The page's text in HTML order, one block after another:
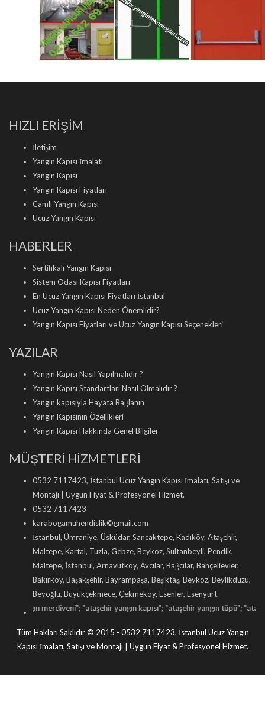
HIZLI ERİŞİM
İletişim
Yangın Kapısı İmalatı
Yangın Kapısı
Yangın Kapısı Fiyatları
Camlı Yangın Kapısı
Ucuz Yangın Kapısı
HABERLER
Sertifikalı Yangın Kapısı
Sistem Odası Kapısı Fiyatları
En Ucuz Yangın Kapısı Fiyatları İstanbul
Ucuz Yangın Kapısı Neden Önemlidir?
Yangın Kapısı Fiyatları ve Ucuz Yangın Kapısı Seçenekleri
YAZILAR
Yangın Kapısı Nasıl Yapılmalıdır ?
Yangın Kapısı Standartları Nasıl Olmalıdır ?
Yangın kapısıyla Hayata Bağlanın
Yangın Kapısının Özellikleri
Yangın Kapısı Hakkında Genel Bilgiler
MÜŞTERİ HİZMETLERİ
0532 7117423, İstanbul Ucuz Yangın Kapısı İmalatı, Satışı ve
Montajı | Uygun Fiyat & Profesyonel Hizmet.
0532 7117423
karabogamuhendislik©gmail.com
İstanbul, Ümraniye, Üsküdar, Sancaktepe, Kadıköy, Ataşehir,
Maltepe, Kartal, Tuzla, Gebze, Beykoz, Sultanbeyli, Pendik,
Maltepe, İstanbul, Arnavutköy, Avcılar, Bağcılar, Bahçelievler,
Bakırköy, Başakşehir, Bayrampaşa, Beşiktaş, Beykoz, Beylikdüzü,
Beyoğlu, Büyükçekmece, Çekmeköy, Esenler, Esenyurt.
merdiveni"; "ataşehir yangın kapısı"; " ataşehir yangın tüpü"; "ataşehir
Tüm Hakları Saklıdır © 2015 - 0532 7117423, İstanbul Ucuz Yangın
Kapısı İmalatı, Satışı ve Montajı | Uygun Fiyat & Profesyonel Hizmet.